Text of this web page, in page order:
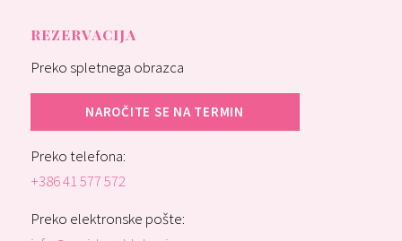
REZERVACIJA
Preko spletnega obrazca
NAROČITE SE NA TERMIN
Preko telefona:
+386 41 577 572
Preko elektronske pošte: